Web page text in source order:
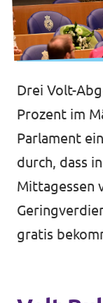
Drei Volt-
Prozent im
Parlament
durch, dass
Mittagessen
gratis